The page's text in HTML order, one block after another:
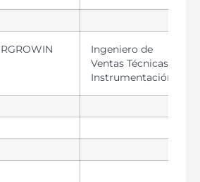
Ingeniero de
Ventas Técnicas –
Instrumentación